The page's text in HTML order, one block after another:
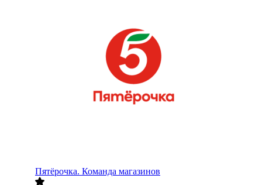
Пятёрочка. Команда магазинов